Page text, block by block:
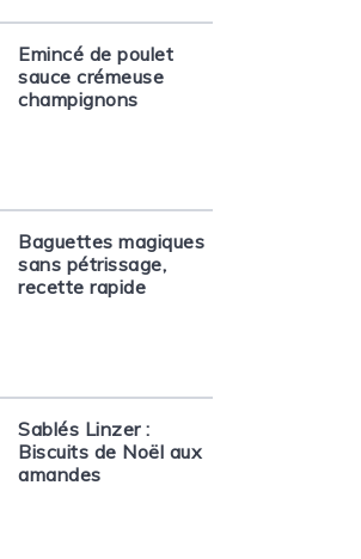
Emincé de poulet
sauce crémeuse
champignons
Baguettes magiques
sans pétrissage,
recette rapide
Sablés Linzer :
Biscuits de Noël aux
amandes